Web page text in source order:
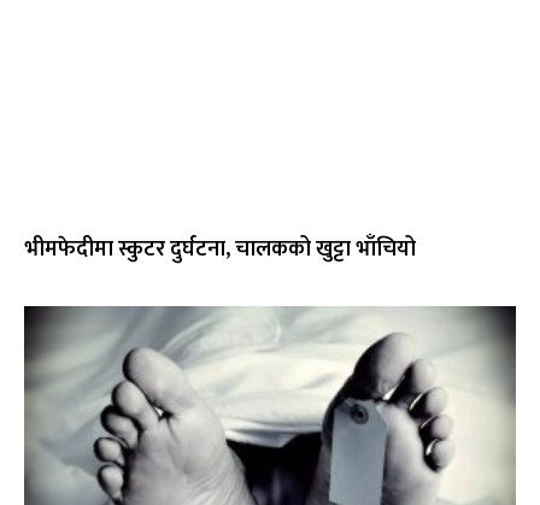
भीमफेदीमा स्कुटर दुर्घटना, चालकको खुट्टा भाँचियो